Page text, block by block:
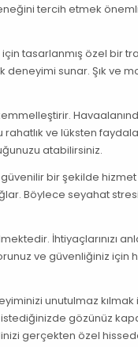
tercih etmek
tasarlanmış özel
sunar. Şık ve
ve lüksten
atabilirsiniz.
bir şekilde
Böylece seyahat
İhtiyaçlarınızı
ve güvenliğiniz için
unutulmaz
gözünüz
gerçekten özel